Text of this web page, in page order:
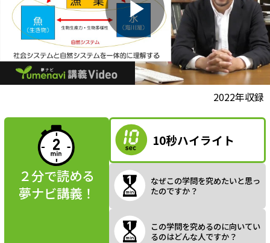
P
a
y
2022年収録
２分で読める
夢ナビ講義！
10秒ハイライト
なぜこの学問を究めたいと思っ
たのですか？
この学問を究めるのに向いてい
るのはどんな人ですか？